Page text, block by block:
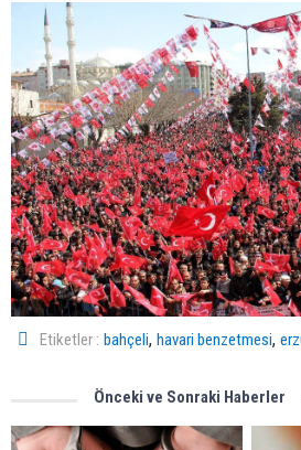
Etiketler : bahçeli,havari benzetmesi,
Önceki ve Sonraki Haberler